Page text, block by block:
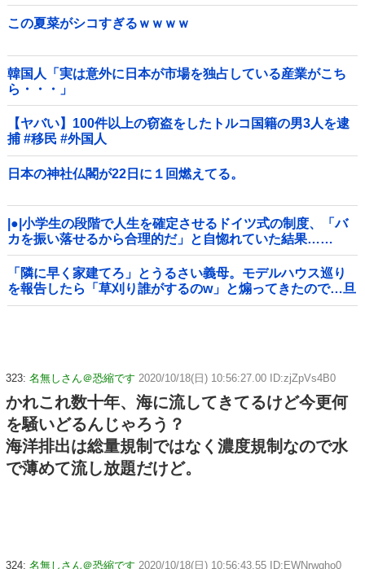
この夏菜がシコすぎるｗｗｗｗ
韓国人「実は意外に日本が市場を独占している産業がこち
ら・・・」
【ヤバい】100件以上の窃盗をしたトルコ国籍の男3人を逮
捕 #移民 #外国人
日本の神社仏閣が22日に１回燃えてる。
|●|小学生の段階で人生を確定させるドイツ式の制度、「バ
カを振い落せるから合理的だ」と自惚れていた結果……
「隣に早く家建てろ」とうるさい義母。モデルハウス巡り
を報告したら「草刈り誰がするのw」と煽ってきたので…旦
那が放った「一言」に義母オロオロｗｗ←嫌味を逆手にと
323: 名無しさん＠恐縮です 2020/10/18(日) 10:56:27.00 ID:zjZpVs4B0
かれこれ数十年、海に流してきてるけど今更何
を騒いどるんじゃろう？
海洋排出は総量規制ではなく濃度規制なので水
で薄めて流し放題だけど。
324: 名無しさん＠恐縮です 2020/10/18(日) 10:56:43.55 ID:EWNrwqho0